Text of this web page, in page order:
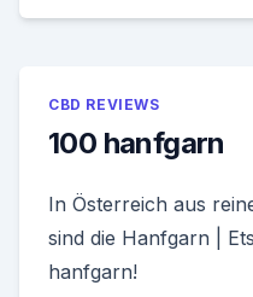
CBD REVIEWS
100 hanfgarn
In Österreich aus
sind die Hanfgarn |
hanfgarn!